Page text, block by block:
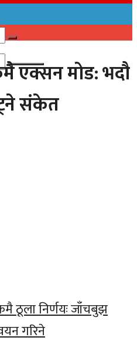
एक्सन मोड: भदौ
संकेत
ठूला निर्णयः जाँचबुझ
गरिने